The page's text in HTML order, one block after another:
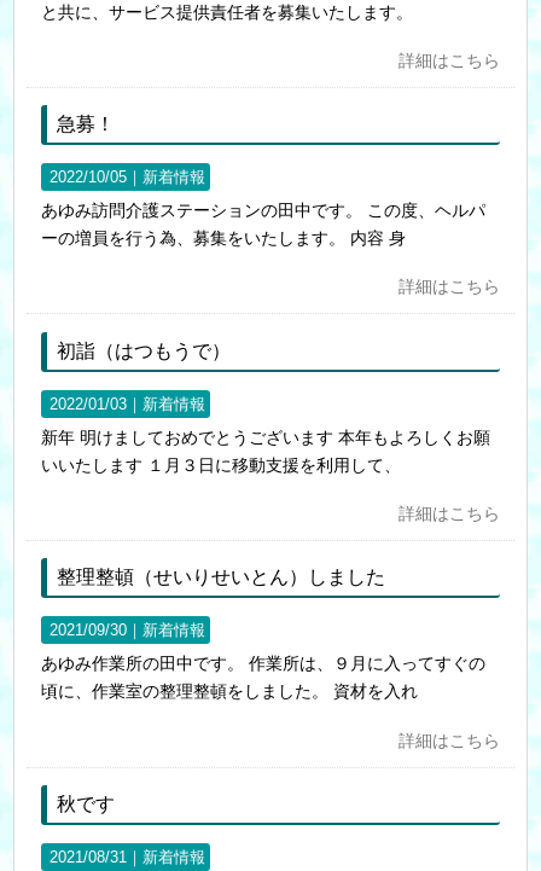
と共に、サービス提供責任者を募集いたします。
詳細はこちら
急募！
2022/10/05｜ 新着情報
あゆみ訪問介護ステーションの田中です。 この度、ヘルパ
ーの増員を行う為、募集をいたします。 内容 身
詳細はこちら
初詣（はつもうで）
2022/01/03｜ 新着情報
新年 明けましておめでとうございます 本年もよろしくお願
いいたします １月３日に移動支援を利用して、
詳細はこちら
整理整頓（せいりせいとん）しました
2021/09/30｜ 新着情報
あゆみ作業所の田中です。 作業所は、９月に入ってすぐの
頃に、作業室の整理整頓をしました。 資材を入れ
詳細はこちら
秋です
2021/08/31｜ 新着情報